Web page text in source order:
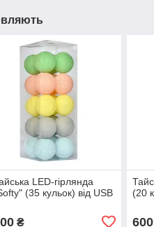
LED-гірлянда
(35 кульок) від USB
₴
(20
600